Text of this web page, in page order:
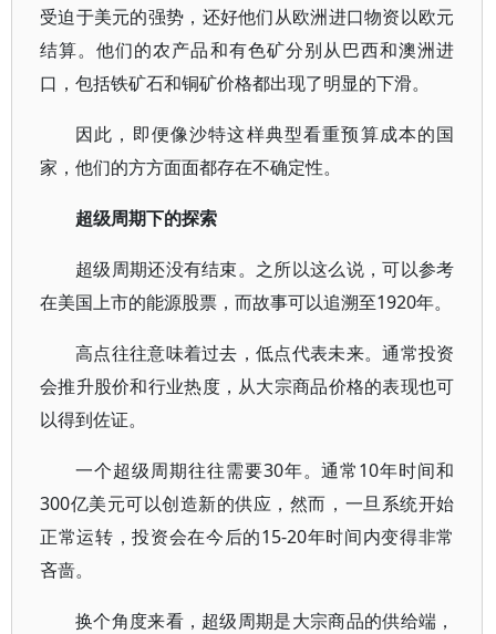
受迫于美元的强势，还好他们从欧洲进口物资以欧元
结算。他们的农产品和有色矿分别从巴西和澳洲进
口，包括铁矿石和铜矿价格都出现了明显的下滑。
因此，即便像沙特这样典型看重预算成本的国
家，他们的方方面面都存在不确定性。
超级周期下的探索
超级周期还没有结束。之所以这么说，可以参考
在美国上市的能源股票，而故事可以追溯至1920年。
高点往往意味着过去，低点代表未来。通常投资
会推升股价和行业热度，从大宗商品价格的表现也可
以得到佐证。
一个超级周期往往需要30年。通常10年时间和
300亿美元可以创造新的供应，然而，一旦系统开始
正常运转，投资会在今后的15-20年时间内变得非常
吝啬。
换个角度来看，超级周期是大宗商品的供给端，